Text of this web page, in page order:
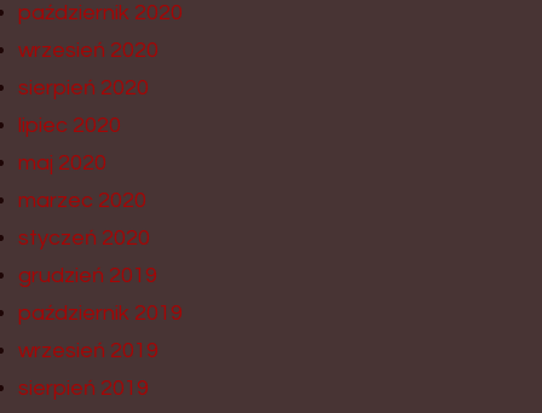
październik 2020
wrzesień 2020
sierpień 2020
lipiec 2020
maj 2020
marzec 2020
styczeń 2020
grudzień 2019
październik 2019
wrzesień 2019
sierpień 2019